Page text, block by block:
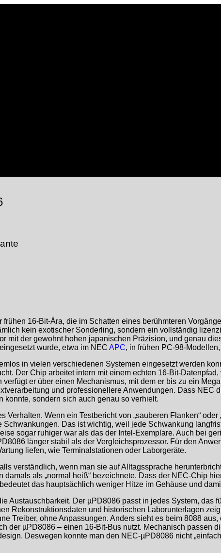
16-Bit-Ära, die im Schatten eines berühmteren
kein exotischer Sonderling, sondern ein vollständig
mit der gewohnt hohen japanischen Präzision, und genau
wurde, etwa im NEC APC, in frühen PC-98-
in vielen verschiedenen Systemen eingesetzt werden
Der Chip arbeitet intern mit einem echten 16-Bit-
er über einen Mechanismus, mit dem er bis zu ein
und professionellere Anwendungen. Dass NEC
sondern sich auch genau so verhielt.
Verhalten. Wenn ein Testbericht von „sauberen Flanken“
Das ist wichtig, weil jede Schwankung
sogar ruhiger war als das der Intel-Exemplare. Auch bei
länger stabil als der Vergleichsprozessor. Für den
liefen, wie Terminalstationen oder Laborgeräte.
verständlich, wenn man sie auf Alltagssprache
als „normal heiß“ bezeichnete. Dass der NEC-Chip
das hauptsächlich weniger Hitze im Gehäuse und
Austauschbarkeit. Der µPD8086 passt in jedes System, das
Rekonstruktionsdaten und historischen Laborunterlagen
Treiber, ohne Anpassungen. Anders sieht es beim 8088
der µPD8086 – einen 16-Bit-Bus nutzt. Mechanisch passen
Deswegen konnte man den NEC-µPD8086 nicht